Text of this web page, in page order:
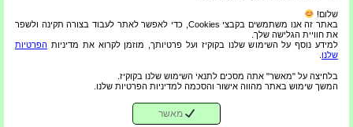
Copyright © 2026 AGAS
שלום!
באתר זה אנו משתמשים בקבצי Cookies, כדי לאפשר לאתר לעבוד בצורה תקינה ולשפר
את חוויית הגלישה שלך.
למידע נוסף על השימוש שלנו בקוקיז ועל פרטיותך, מוזמן לקרוא את מדיניות הפרטיות
שלנו
בלחיצה על "מאשר" אתה מסכים לתנאי השימוש שלנו בקוקיז.
המשך שימוש באתר מהווה אישור והסכמה למדיניות הפרטיות שלנו.
מאשר